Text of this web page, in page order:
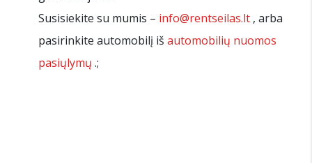
Susisiekite su mumis – info@rentseilas.lt , arba
pasirinkite automobilį iš automobilių nuomos
pasiųlymų .;